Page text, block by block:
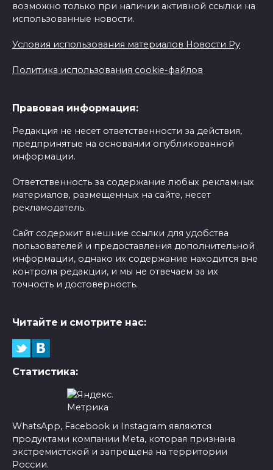
возможно только при наличии активной ссылки на
использованные новости.
Условия использования материалов Новости Ру
Политика использования cookie-файлов
Правовая информация:
Редакция не несет ответственности за действия,
предпринятые на основании опубликованной
информации.
Ответственность за содержание любых рекламных
материалов, размещенных на сайте, несет
рекламодатель.
Сайт содержит внешние ссылки для удобства
пользователей и предоставления дополнительной
информации, однако их содержание находится вне
контроля редакции, и мы не отвечаем за их
точность и достоверность.
Читайте и смотрите нас:
Статистика:
WhatsApp, Facebook и Instagram являются
продуктами компании Meta, которая признана
экстремистской и запрещена на территории
России.